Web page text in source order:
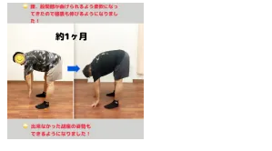
ジ
り